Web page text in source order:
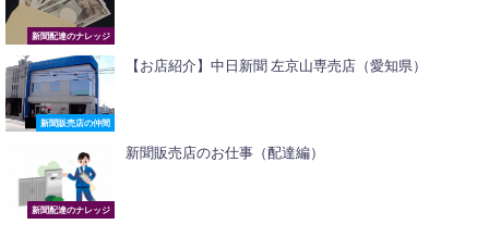
新聞配達のナレッジ
新聞販売店の仲間
【お店紹介】中日新聞 左京山専売店（愛知県）
新聞配達のナレッジ
新聞販売店のお仕事（配達編）